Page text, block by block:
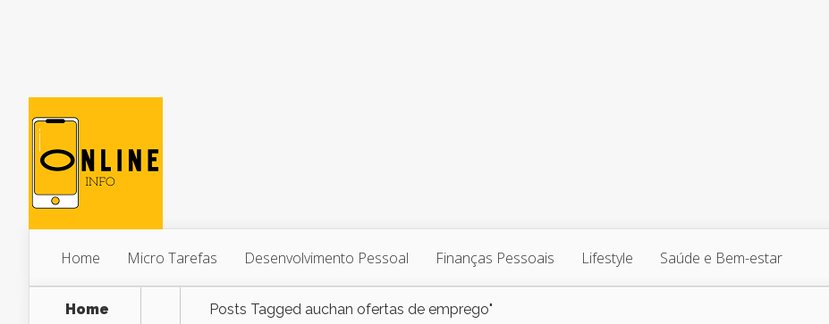
Home Micro Tarefas Desenvolvimento Pessoal Finanças Pessoais Lifestyle Saúde e Bem-estar
Home Posts Tagged auchan ofertas de emprego"